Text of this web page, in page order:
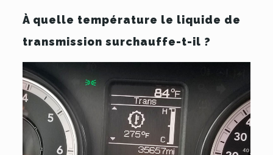
À quelle température le liquide de
transmission surchauffe-t-il ?